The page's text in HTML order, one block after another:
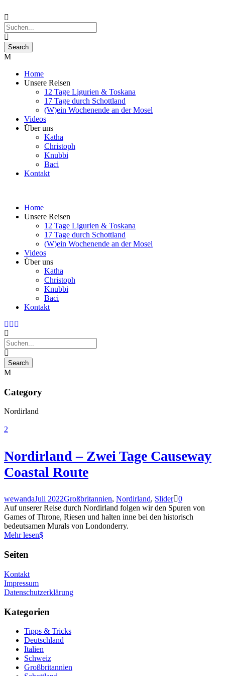
Home
Unsere Reisen
12 Tage Ligurien & Toskana
17 Tage durch Schottland
(W)ein Wochenende an der Mosel
Videos
Über uns
Katha
Christoph
Knubbi
Baci
Kontakt
Home
Unsere Reisen
12 Tage Ligurien & Toskana
17 Tage durch Schottland
(W)ein Wochenende an der Mosel
Videos
Über uns
Katha
Christoph
Knubbi
Baci
Kontakt
Category
Nordirland
2
Nordirland – Zwei Tage Causeway
Coastal Route
wewandaJuli 2022Großbritannien, Nordirland, Slider 0
Auf unserer Reise durch Nordirland folgen wir den Spuren von
Games of Throne, Riesen und halten inne bei den historisch
bedeutsamen Murals von Londonderry.
Mehr lesen
Seiten
Kontakt
Impressum
Datenschutzerklärung
Kategorien
Tipps & Tricks
Deutschland
Italien
Schweiz
Großbritannien